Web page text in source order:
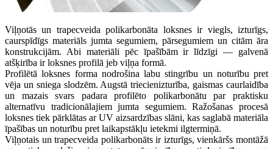
Viļņotās un trapecveida polikarbonāta loksnes ir viegls, izturīgs,
caurspīdīgs materiāls jumta segumiem, pārsegumiem un citām āra
konstrukcijām. Abi materiāli pēc īpašībām ir līdzīgi — galvenā
atšķirība ir loksnes profilā jeb viļņa formā.
Profilētā loksnes forma nodrošina labu stingrību un noturību pret
vēja un sniega slodzēm. Augstā triecienizturība, gaismas caurlaidība
un mazais svars padara profilēto polikarbonātu par praktisku
alternatīvu tradicionālajiem jumta segumiem. Ražošanas procesā
loksnes tiek pārklātas ar UV aizsardzības slāni, kas saglabā materiāla
īpašības un noturību pret laikapstākļu ietekmi ilgtermiņā.
Viļņotais un trapecveida polikarbonāts ir izturīgs, vienkāršs montāžā